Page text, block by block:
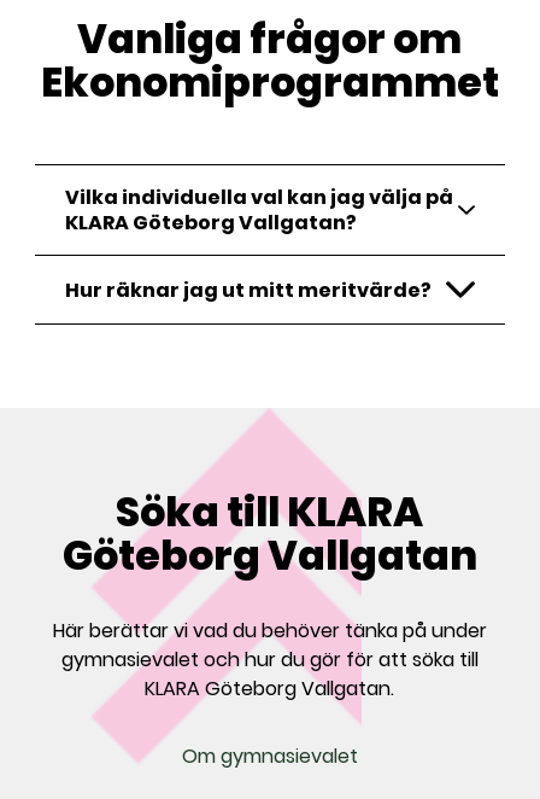
Vanliga frågor om
Ekonomiprogrammet
Vilka individuella val kan jag välja på
KLARA Göteborg Vallgatan?
Hur räknar jag ut mitt meritvärde?
Söka till KLARA
Göteborg Vallgatan
Här berättar vi vad du behöver tänka på under
gymnasievalet och hur du gör för att söka till
KLARA Göteborg Vallgatan.
Om gymnasievalet